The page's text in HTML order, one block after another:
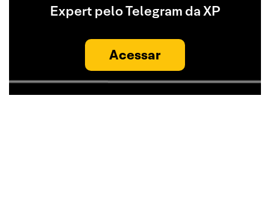
Expert pelo Telegram da XP
Acessar